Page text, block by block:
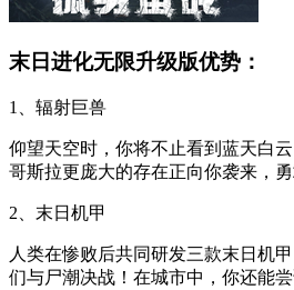
末日进化无限升级版优势：
1、辐射巨兽
仰望天空时，你将不止看到蓝天白
哥斯拉更庞大的存在正向你袭来，勇
2、末日机甲
人类在惨败后共同研发三款末日机
们与尸潮决战！在城市中，你还能